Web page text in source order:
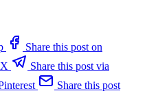
Share this post on
Share this post via
Share this post